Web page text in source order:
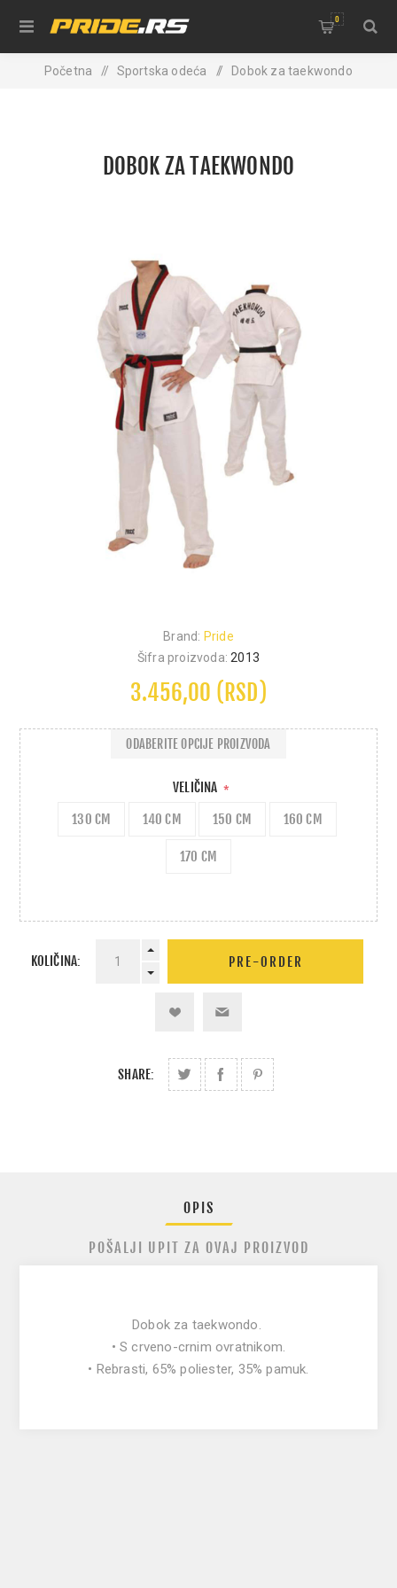
0
Početna / Sportska odeća / Dobok za taekwondo
DOBOK ZA TAEKWONDO
Brand: Pride
Šifra proizvoda: 2013
3.456,00 (RSD)
VELIČINA *
130 CM 140 CM 150 CM 160 CM
170 CM
ODABERITE OPCIJE PROIZVODA
KOLIČINA:
SHARE:
OPIS
POŠALJI UPIT ZA OVAJ PROIZVOD
Dobok za taekwondo.
• S crveno-crnim ovratnikom.
• Rebrasti, 65% poliester, 35% pamuk.